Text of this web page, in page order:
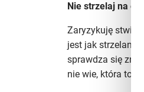
Nie strzelaj na
Zaryzykuję
jest jak strzelanie
sprawdza się
nie wie, która to